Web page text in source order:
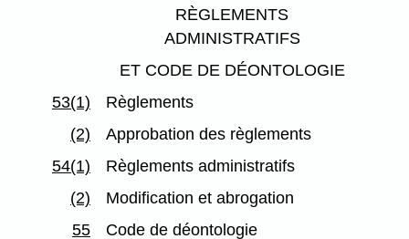
RÈGLEMENTS
ADMINISTRATIFS
ET CODE DE DÉONTOLOGIE
53(1)
Règlements
(2)
Approbation des règlements
54(1)
Règlements administratifs
(2)
Modification et abrogation
55
Code de déontologie